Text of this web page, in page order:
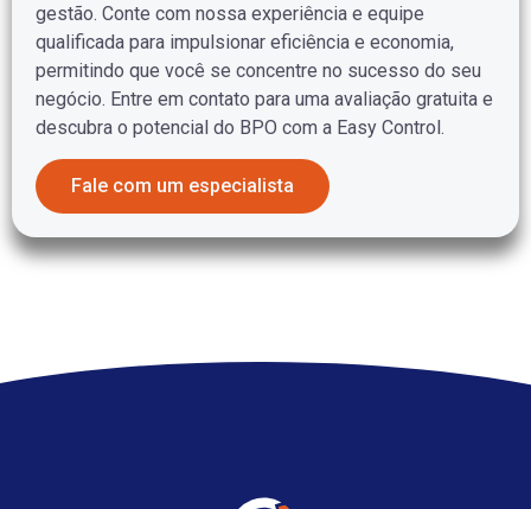
gestão. Conte com nossa experiência e equipe
qualificada para impulsionar eficiência e economia,
permitindo que você se concentre no sucesso do seu
negócio. Entre em contato para uma avaliação gratuita e
descubra o potencial do BPO com a Easy Control.
Fale com um especialista